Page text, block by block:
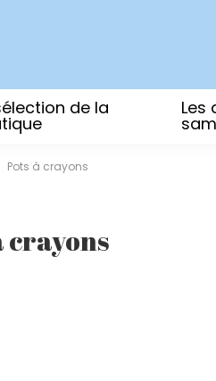
de la Les
Pots à crayons
crayons